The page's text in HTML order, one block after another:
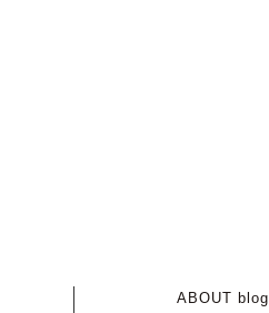
ABOUT blog